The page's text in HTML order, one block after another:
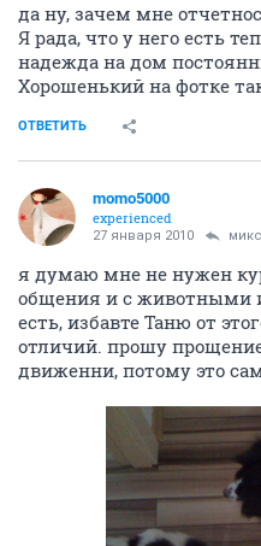
да ну, зачем мне
Я рада, что у него есть
надежда на дом
Хорошенький на фотке
ОТВЕТИТЬ
momo5000
experienced
27 января 2010 микс
я думаю мне не нужен
общения и с животными
есть, избавте Таню от
отличий. прошу прощение
движенни, потому это